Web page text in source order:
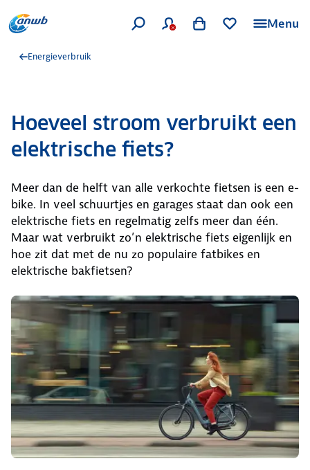
Menu
Energieverbruik
Hoeveel stroom verbruikt een
elektrische fiets?
Meer dan de helft van alle verkochte fietsen is een e-
bike. In veel schuurtjes en garages staat dan ook een
elektrische fiets en regelmatig zelfs meer dan één.
Maar wat verbruikt zo’n elektrische fiets eigenlijk en
hoe zit dat met de nu zo populaire fatbikes en
elektrische bakfietsen?